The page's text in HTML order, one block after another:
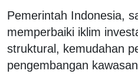
Pemerintah Indonesia,
memperbaiki iklim
struktural, kemudahan
pengembangan